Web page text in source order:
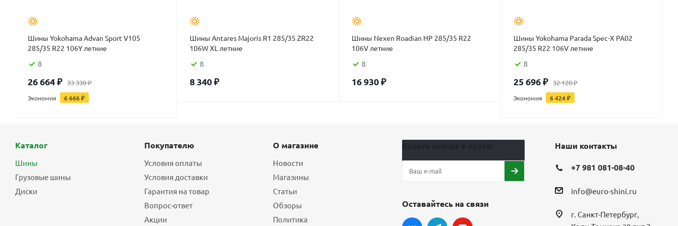
Шины Yokohama Advan Sport V105
285/35 R22 106Y летние
8
26 664₽ 33 330₽
Экономия 6 666₽
Шины Antares Majoris R1 285/35 ZR22
106W XL летние
8
8 340₽
Шины Nexen Roadian HP 285/35 R22
106V летние
8
16 930₽
Шины Yokohama Parada Spec-X PA02
285/35 R22 106V летние
8
25 696₽ 32 120₽
Экономия 6 424₽
Каталог
Шины
Грузовые шины
Диски
Покупателю
Условия оплаты
Условия доставки
Гарантия на товар
Вопрос-ответ
Акции
О магазине
Новости
Магазины
Статьи
Обзоры
Политика
Оставайтесь на связи
Наши контакты
+7 981 081-08-40
info@euro-shini.ru
г. Санкт-Петербург,